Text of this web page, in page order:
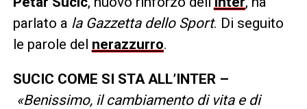
parlato a la Gazzetta dello Sport. Di seguito
le parole del nerazzurro.
SUCIC COME SI STA ALL’INTER –
«Benissimo, il cambiamento di vita e di